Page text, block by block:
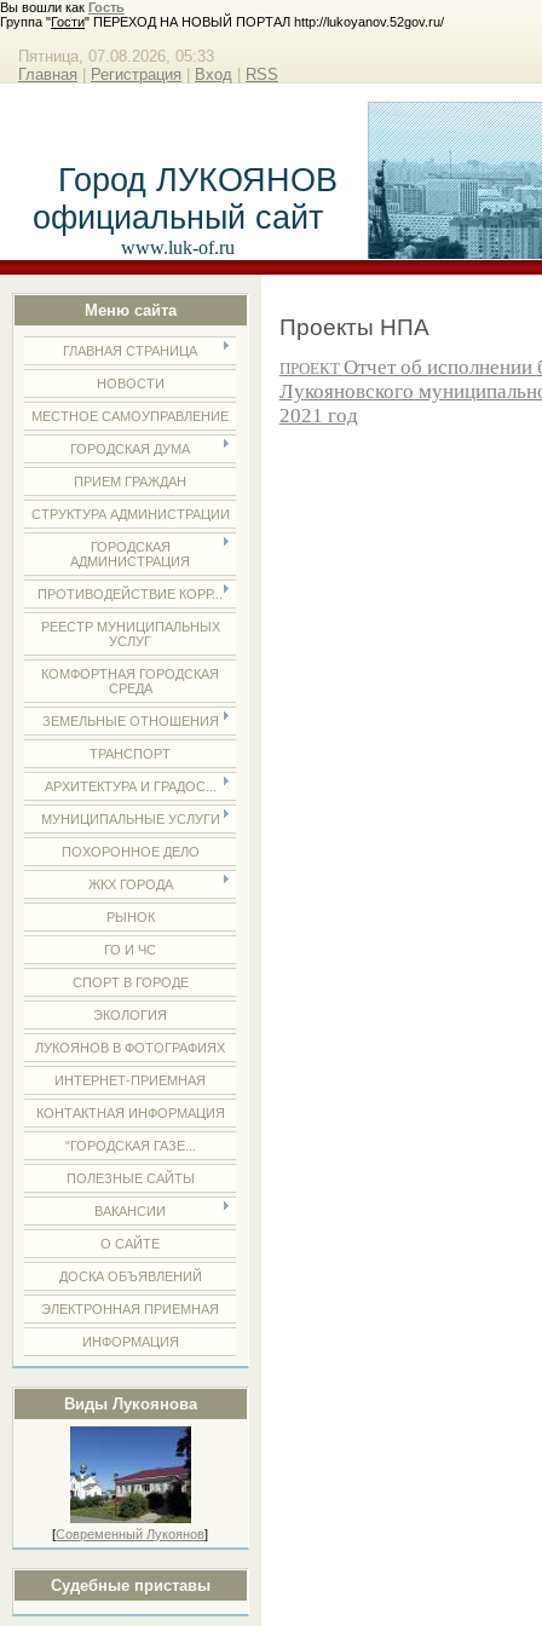
Вы вошли как Гость
Группа "Гости" ПЕРЕХОД НА НОВЫЙ ПОРТАЛ http://lukoyanov.52gov.ru/
Пятница, 07.08.2026, 05:33
Главная
Регистрация Вход RSS
Город ЛУКОЯНОВ
официальный сайт
www.luk-of.ru
Меню сайта
ГЛАВНАЯ СТРАНИЦА
НОВОСТИ
МЕСТНОЕ САМОУПРАВЛЕНИЕ
ГОРОДСКАЯ ДУМА
ПРИЕМ ГРАЖДАН
СТРУКТУРА АДМИНИСТРАЦИИ
ГОРОДСКАЯ
АДМИНИСТРАЦИЯ
ПРОТИВОДЕЙСТВИЕ КОРР...
РЕЕСТР МУНИЦИПАЛЬНЫХ
УСЛУГ
КОМФОРТНАЯ ГОРОДСКАЯ
СРЕДА
ЗЕМЕЛЬНЫЕ ОТНОШЕНИЯ
ТРАНСПОРТ
АРХИТЕКТУРА И ГРАДОС...
МУНИЦИПАЛЬНЫЕ УСЛУГИ
ПОХОРОННОЕ ДЕЛО
ЖКХ ГОРОДА
РЫНОК
ГО И ЧС
СПОРТ В ГОРОДЕ
ЭКОЛОГИЯ
ЛУКОЯНОВ В ФОТОГРАФИЯХ
ИНТЕРНЕТ-ПРИЕМНАЯ
КОНТАКТНАЯ ИНФОРМАЦИЯ
"ГОРОДСКАЯ ГАЗЕ...
ПОЛЕЗНЫЕ САЙТЫ
ВАКАНСИИ
О САЙТЕ
ДОСКА ОБЪЯВЛЕНИЙ
ЭЛЕКТРОННАЯ ПРИЕМНАЯ
ИНФОРМАЦИЯ
Виды Лукоянова
[Современный Лукоянов]
Судебные приставы
Проекты НПА
ПРОЕКТ Отчет об
Лукояновского
2021 год